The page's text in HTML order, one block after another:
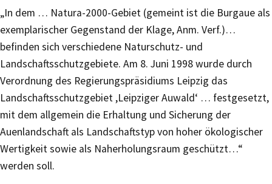
„In dem … Natura-2000-Gebiet (gemeint ist die Burgaue als
exemplarischer Gegenstand der Klage, Anm. Verf.)…
befinden sich verschiedene Naturschutz- und
Landschaftsschutzgebiete. Am 8. Juni 1998 wurde durch
Verordnung des Regierungspräsidiums Leipzig das
Landschaftsschutzgebiet ,Leipziger Auwald‘ … festgesetzt,
mit dem allgemein die Erhaltung und Sicherung der
Auenlandschaft als Landschaftstyp von hoher ökologischer
Wertigkeit sowie als Naherholungsraum geschützt…“
werden soll.